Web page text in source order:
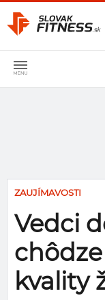
ZAUJÍMAVOSTI
Vedci
kvality